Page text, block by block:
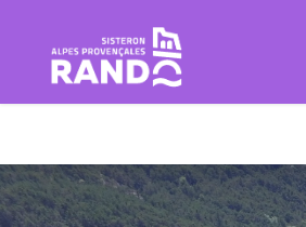
Rando Sisteron